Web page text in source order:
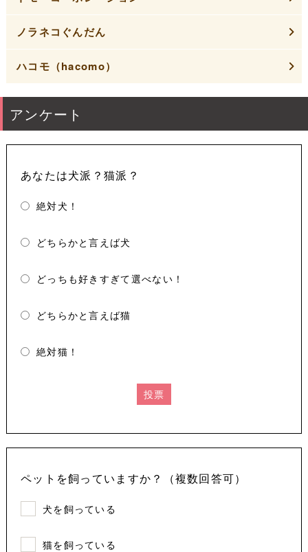
ノラネコぐんだん
ハコモ（hacomo）
アンケート
あなたは犬派？猫派？
絶対犬！
どちらかと言えば犬
どっちも好きすぎて選べない！
どちらかと言えば猫
絶対猫！
投票
ペットを飼っていますか？（複数回答可）
犬を飼っている
猫を飼っている